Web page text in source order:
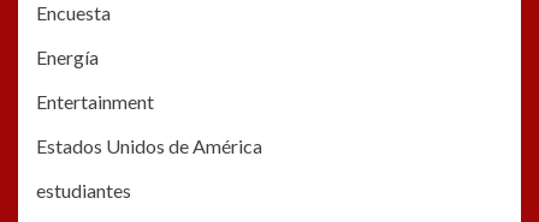
Encuesta
Energía
Entertainment
Estados Unidos de América
estudiantes